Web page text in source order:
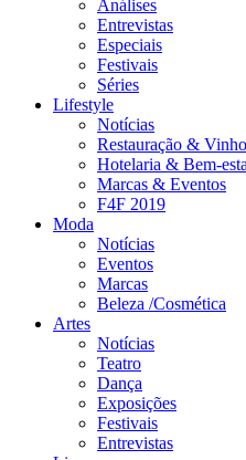
Análises
Entrevistas
Especiais
Festivais
Séries
Lifestyle
Notícias
Restauração &
Hotelaria & Bem-
Marcas & Eventos
F4F 2019
Moda
Notícias
Eventos
Marcas
Beleza /Cosmética
Artes
Notícias
Teatro
Dança
Exposições
Festivais
Entrevistas